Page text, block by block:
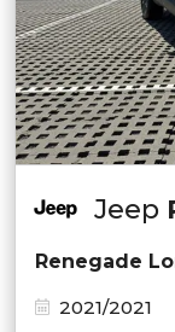
Jeep
Renegade
2021/2021